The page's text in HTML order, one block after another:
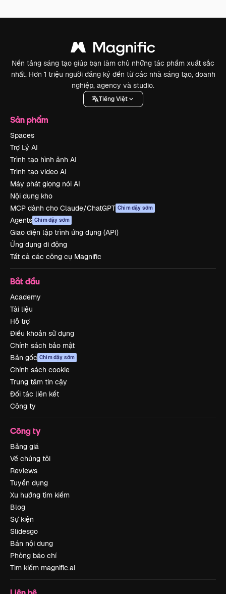
Nền tảng sáng tạo giúp bạn làm chủ những tác phẩm xuất sắc
nhất. Hơn 1 triệu người đăng ký đến từ các nhà sáng tạo, doanh
nghiệp, agency và studio.
Tiếng Việt
Sản phẩm
Spaces
Trợ Lý AI
Trình tạo hình ảnh AI
Trình tạo video AI
Máy phát giọng nói AI
Nội dung kho
MCP dành cho Claude/ChatGPT Chim dậy sớm
Agents Chim dậy sớm
Giao diện lập trình ứng dụng (API)
Ứng dụng di động
Tất cả các công cụ Magnific
Bắt đầu
Academy
Tài liệu
Hỗ trợ
Điều khoản sử dụng
Chính sách bảo mật
Bản gốc Chim dậy sớm
Chính sách cookie
Trung tâm tin cậy
Đối tác liên kết
Công ty
Công ty
Bảng giá
Về chúng tôi
Reviews
Tuyển dụng
Xu hướng tìm kiếm
Blog
Sự kiện
Slidesgo
Bán nội dung
Phòng báo chí
Tìm kiếm magnific.ai